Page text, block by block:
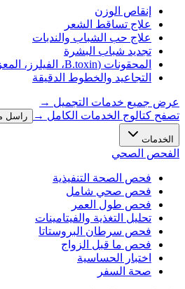
إنقاص الوزن
علاج تساقط الشعر
علاج حب الشباب والندبات
تجديد شباب البشرة
المحقونات (B.toxin، الفيلرز، المعززات)
التجاعيد والخطوط الدقيقة
عرض جميع خدمات التجميل →
تصفح كتالوج الخدمات الكامل →
راسل
الخدمات
الفحص الصحي
فحص الصحة التنفيذية
فحص صحي شامل
فحص طول العمر
تحليل التغذية والفيتامينات
فحص سرطان البروستاتا
فحص ما قبل الزواج
اختبار الحساسية
صحة السفر